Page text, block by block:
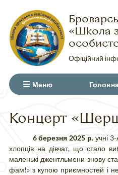
«Школа
Офіційний
Меню
Концерт
6 березня 2025 р. учні
хлопців на дівчат, що стало
маленькі джентльмени знову
фам!» з купою приємностей і